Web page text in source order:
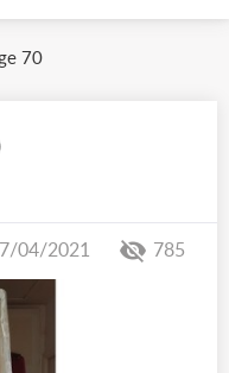
70
04/2021 785